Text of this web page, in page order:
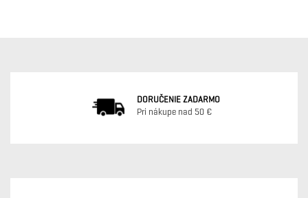
DORUČENIE ZADARMO
Pri nákupe nad 50 €